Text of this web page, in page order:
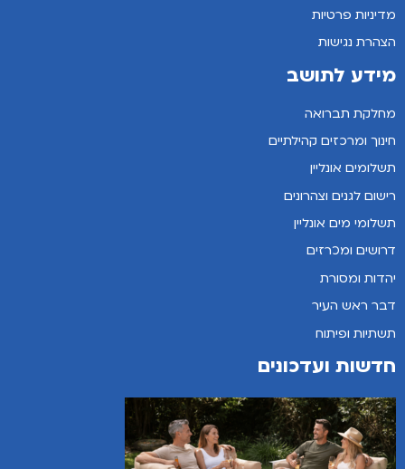
מדיניות פרטיות
הצהרת נגישות
מידע לתושב
מחלקת תברואה
חינוך ומרכזים קהילתיים
תשלומים אונליין
רישום לגנים וצהרונים
תשלומי מים אונליין
דרושים ומכרזים
יהדות ומסורת
דבר ראש העיר
תשתיות ופיתוח
חדשות ועדכונים